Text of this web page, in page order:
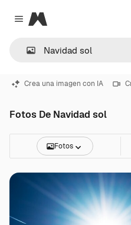
Close menu
Magnific
Crea una imagen con IA
Fotos De Navidad sol
Fotos